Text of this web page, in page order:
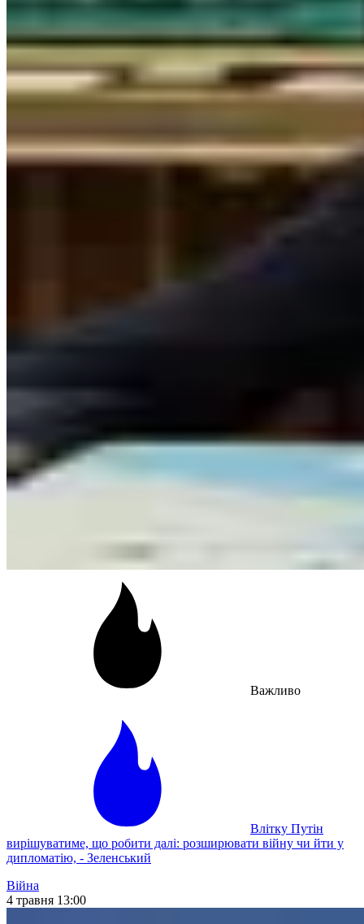
Важливо
Влітку Путін
вирішуватиме, що робити далі: розширювати війну чи йти у
дипломатію, - Зеленський
Війна
4 травня 13:00